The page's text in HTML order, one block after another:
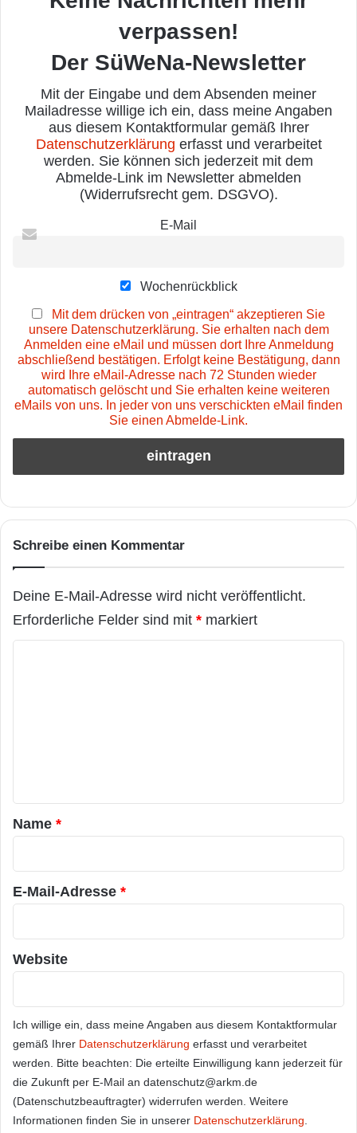
verpassen!
Der SüWeNa-Newsletter
Mit der Eingabe und dem Absenden meiner
Mailadresse willige ich ein, dass meine Angaben
aus diesem Kontaktformular gemäß Ihrer
Datenschutzerklärung erfasst und verarbeitet
werden. Sie können sich jederzeit mit dem
Abmelde-Link im Newsletter abmelden
(Widerrufsrecht gem. DSGVO).
E-Mail
Wochenrückblick
Mit dem drücken von „eintragen“ akzeptieren Sie
unsere Datenschutzerklärung. Sie erhalten nach dem
Anmelden eine eMail und müssen dort Ihre Anmeldung
abschließend bestätigen. Erfolgt keine Bestätigung, dann
wird Ihre eMail-Adresse nach 72 Stunden wieder
automatisch gelöscht und Sie erhalten keine weiteren
eMails von uns. In jeder von uns verschickten eMail finden
Sie einen Abmelde-Link.
Schreibe einen Kommentar
Deine E-Mail-Adresse wird nicht veröffentlicht.
Erforderliche Felder sind mit * markiert
a
r
*
Name *
E-Mail-Adresse *
Website
Ich willige ein, dass meine Angaben aus diesem Kontaktformular
gemäß Ihrer Datenschutzerklärung erfasst und verarbeitet
werden. Bitte beachten: Die erteilte Einwilligung kann jederzeit für
die Zukunft per E-Mail an datenschutz@arkm.de
(Datenschutzbeauftragter) widerrufen werden. Weitere
Informationen finden Sie in unserer Datenschutzerklärung